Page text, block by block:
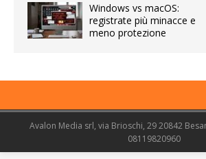
Windows vs macOS:
registrate più minacce e
meno protezione
Avalon Media srl, via Brioschi, 29 20842
08119820960